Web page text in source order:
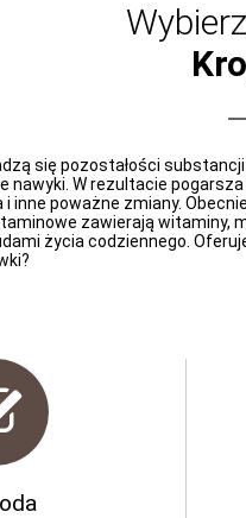
się pozostałości
nawyki. W rezultacie
inne poważne zmiany.
zawierają witaminy,
życia codziennego.